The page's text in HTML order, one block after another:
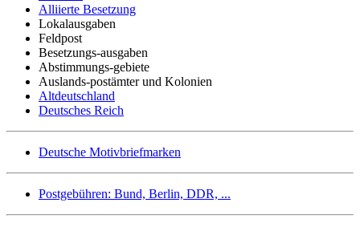
Alliierte Besetzung
Lokalausgaben
Feldpost
Besetzungs-ausgaben
Abstimmungs-gebiete
Auslands-postämter und Kolonien
Altdeutschland
Deutsches Reich
Deutsche Motivbriefmarken
Postgebühren: Bund, Berlin, DDR, ...